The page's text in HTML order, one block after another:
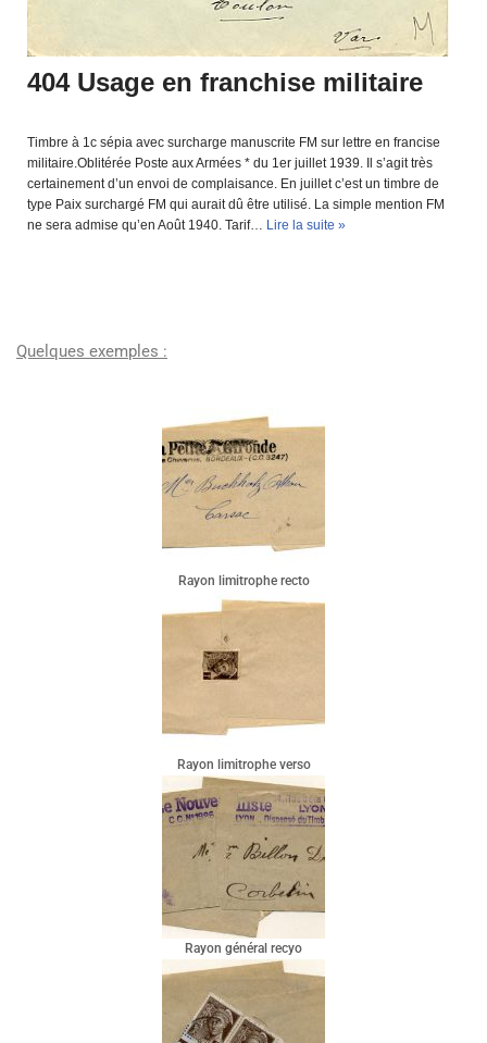
404 Usage en franchise militaire
Timbre à 1c sépia avec surcharge manuscrite FM sur lettre en francise
militaire.Oblitérée Poste aux Armées * du 1er juillet 1939. Il s’agit très
certainement d’un envoi de complaisance. En juillet c’est un timbre de
type Paix surchargé FM qui aurait dû être utilisé. La simple mention FM
ne sera admise qu’en Août 1940. Tarif… Lire la suite »
Quelques exemples :
Rayon limitrophe recto
Rayon limitrophe verso
Rayon général recyo